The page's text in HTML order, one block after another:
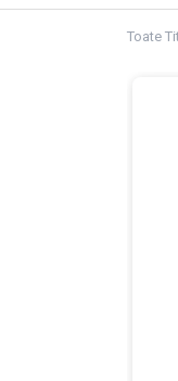
Toate